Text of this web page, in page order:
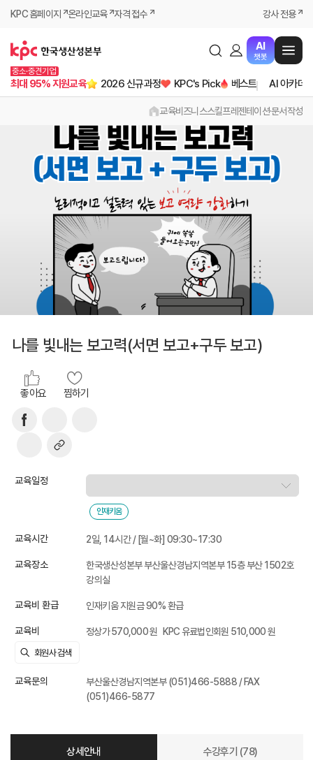
KPC 홈페이지 온라인교육 자격 접수 강사 전용
AI
챗봇
중소·중견기업
최대 95% 지원교육 2026 신규과정 KPC's Pick 베스트 AI 아카데
교육비즈니스스킬프레젠테이션·문서작성
나를 빛내는 보고력(서면 보고+구두 보고)
좋아요 찜하기
교육일정
인재키움
교육시간 2일, 14시간 / [월~화] 09:30~17:30
교육장소
한국생산성본부 부산울산경남지역본부 15층 부산 1502호
강의실
교육비 환급 인재키움 지원금 90% 환급
교육비 정상가 570,000 원 KPC 유료법인회원 510,000 원
교육문의
부산울산경남지역본부 (051)466-5888 / FAX
(051)466-5877
상세안내 수강후기 (78)